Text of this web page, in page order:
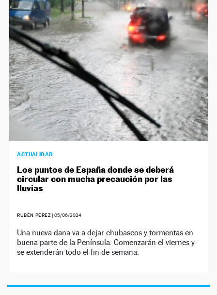
ACTUALIDAD
Los puntos de España donde se deberá
circular con mucha precaución por las
lluvias
RUBÉN PÉREZ |05/06/2024
Una nueva dana va a dejar chubascos y tormentas en
buena parte de la Península. Comenzarán el viernes y
se extenderán todo el fin de semana.